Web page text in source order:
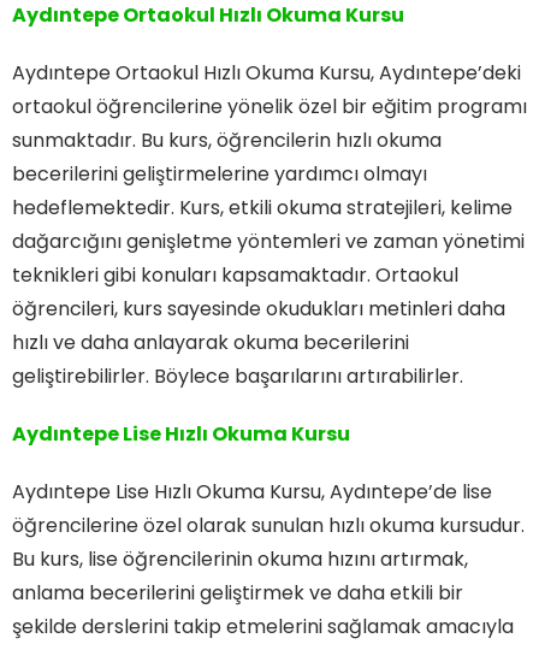
Aydıntepe Ortaokul Hızlı Okuma Kursu
Aydıntepe Ortaokul Hızlı Okuma Kursu, Aydıntepe’deki
ortaokul öğrencilerine yönelik özel bir eğitim programı
sunmaktadır. Bu kurs, öğrencilerin hızlı okuma
becerilerini geliştirmelerine yardımcı olmayı
hedeflemektedir. Kurs, etkili okuma stratejileri, kelime
dağarcığını genişletme yöntemleri ve zaman yönetimi
teknikleri gibi konuları kapsamaktadır. Ortaokul
öğrencileri, kurs sayesinde okudukları metinleri daha
hızlı ve daha anlayarak okuma becerilerini
geliştirebilirler. Böylece başarılarını artırabilirler.
Aydıntepe Lise Hızlı Okuma Kursu
Aydıntepe Lise Hızlı Okuma Kursu, Aydıntepe’de lise
öğrencilerine özel olarak sunulan hızlı okuma kursudur.
Bu kurs, lise öğrencilerinin okuma hızını artırmak,
anlama becerilerini geliştirmek ve daha etkili bir
şekilde derslerini takip etmelerini sağlamak amacıyla